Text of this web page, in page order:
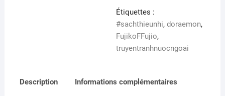
Étiquettes :
#sachthieunhi,doraemon,
FujikoFFujio,
truyentranhnuocngoai
Description Informations complémentaires